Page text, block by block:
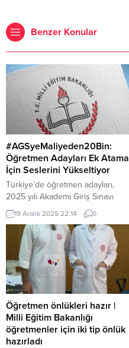
Benzer Konular
#AGSyeMaliyeden20Bin:
Öğretmen Adayları Ek Atama
İçin Seslerini Yükseltiyor
Türkiye’de öğretmen adayları,
2025 yılı Akademi Giriş Sınavı
(AGS) kapsamında açıklanan
kontenjanlara tepki göstererek,
Maliye Bakanlığı’ndan en az 20
bin ek atama talep ediyor. Sosyal
medyada hızla yayılan
#AGSyeMaliyeden20Bin etiketiyle
binlerce paylaşım yapılırken,
adaylar eğitim sistemindeki
öğretmen açığını ve ücretli
öğretmenlik sorununu gündeme
taşıyor. Son dönemde Milli Eğitim
Bakanlığı (MEB)...
19 Aralık 2025 22:14 0
Öğretmen önlükleri hazır |
Milli Eğitim Bakanlığı
öğretmenler için iki tip önlük
hazırladı